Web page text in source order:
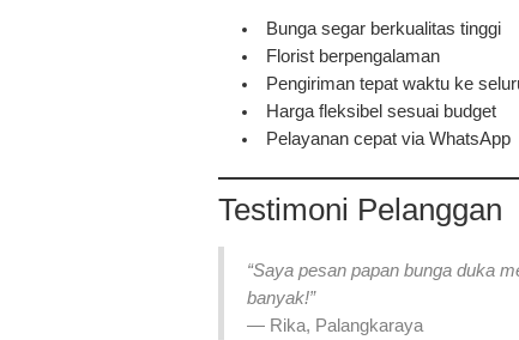
Bunga segar berkualitas tinggi
Florist berpengalaman
Pengiriman tepat waktu ke
Harga fleksibel sesuai budget
Pelayanan cepat via WhatsApp
Testimoni Pelanggan
“Saya pesan papan bunga duka
banyak!”
— Rika, Palangkaraya